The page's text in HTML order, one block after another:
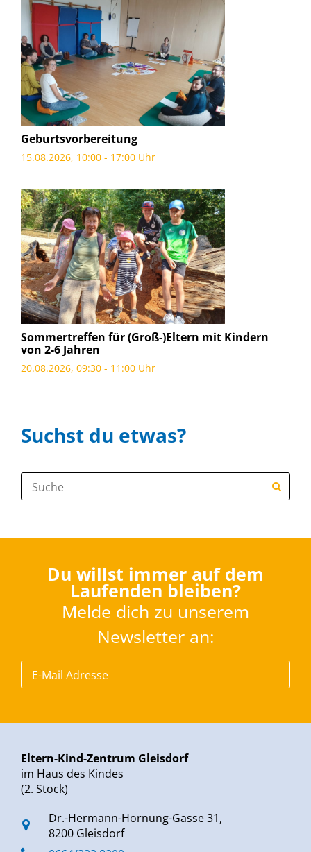
Geburtsvorbereitung
15.08.2026, 10:00 - 17:00 Uhr
Sommertreffen für (Groß-)Eltern mit Kindern
von 2-6 Jahren
20.08.2026, 09:30 - 11:00 Uhr
Suchst du etwas?
Suche:
Du willst immer auf dem
Laufenden bleiben?
Melde dich zu unserem
Newsletter an:
Eltern-Kind-Zentrum Gleisdorf
im Haus des Kindes
(2. Stock)
Dr.-Hermann-Hornung-Gasse 31,
8200 Gleisdorf